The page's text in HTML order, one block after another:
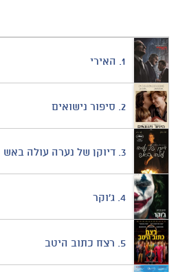
1. האירי
2. סיפור נישואים
3. דיוקן של נערה עולה באש
4. ג'וקר
5. רצח כתוב היטב